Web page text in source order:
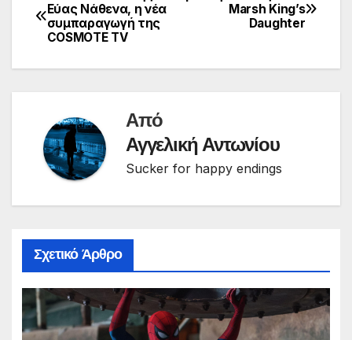
άρθρων
Marsh King’s
Daughter
Εύας Νάθενα, η νέα
συμπαραγωγή της
COSMOTE TV
Από
Αγγελική Αντωνίου
Sucker for happy endings
Σχετικό Άρθρο